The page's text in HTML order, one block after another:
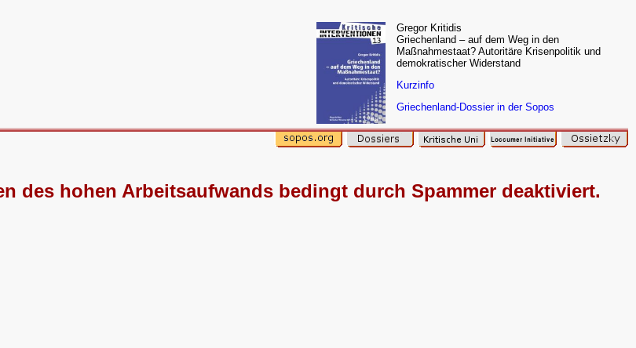
Gregor Kritidis
Griechenland – auf dem Weg in den
Maßnahmestaat? Autoritäre Krisenpolitik und
demokratischer Widerstand
Kurzinfo
Griechenland-Dossier in der Sopos
des hohen Arbeitsaufwands bedingt durch Spammer deaktiviert.